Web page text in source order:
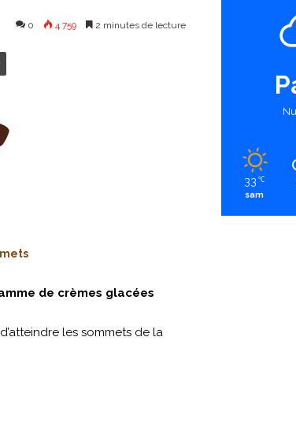
0 4 759 2 minutes de lecture
de crèmes glacées
les sommets de la
33 ℃
sam